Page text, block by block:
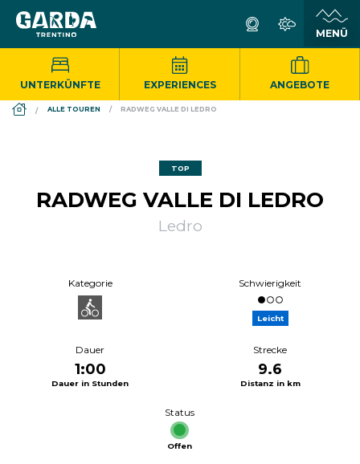
UNTERKÜNFTE EXPERIENCES ANGEBOTE
DS_BREADCRUMB.HOME
ALLE TOUREN RADWEG VALLE DI LEDRO
TOP
RADWEG VALLE DI LEDRO
Ledro
Kategorie Schwierigkeit
Leicht
Dauer
1:00
Dauer in Stunden
Strecke
9.6
Distanz in km
Status
Offen